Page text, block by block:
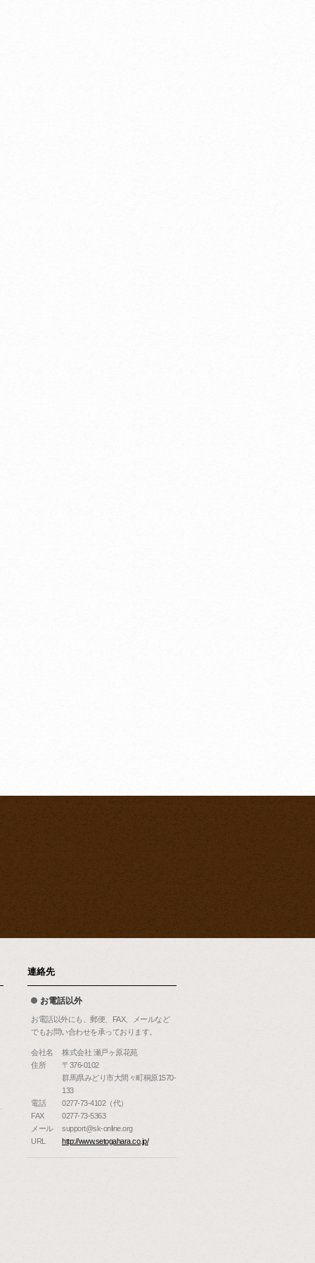
連絡先
お電話以外
お電話以外にも、郵便、FAX、メールなど
でもお問い合わせを承っております。
会社名
株式会社 瀬戸ヶ原花苑
住所
〒376-0102
群馬県みどり市大間々町桐原1570-
133
電話
0277-73-4102（代）
FAX
0277-73-5363
メール
support@sk-online.org
URL
http://www.setogahara.co.jp/